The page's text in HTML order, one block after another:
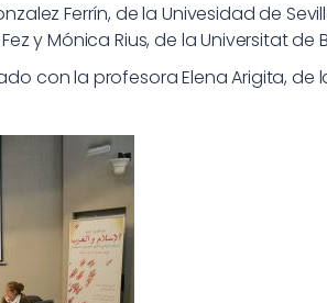
Ferrín, de la Univesidad de
y Mónica Rius, de la Universitat de
con la profesora Elena Arigita, de